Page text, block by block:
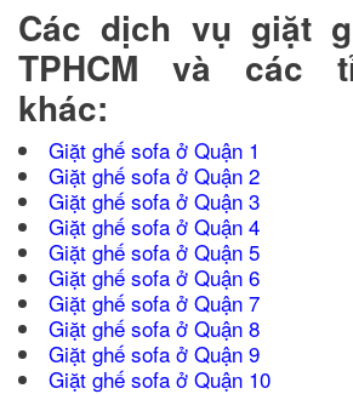
Các dịch vụ giặt
TPHCM và các
khác:
Giặt ghế sofa ở Quận 1
Giặt ghế sofa ở Quận 2
Giặt ghế sofa ở Quận 3
Giặt ghế sofa ở Quận 4
Giặt ghế sofa ở Quận 5
Giặt ghế sofa ở Quận 6
Giặt ghế sofa ở Quận 7
Giặt ghế sofa ở Quận 8
Giặt ghế sofa ở Quận 9
Giặt ghế sofa ở Quận 10